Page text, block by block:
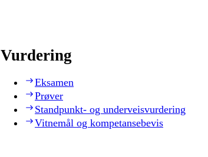
Vurdering
Eksamen
Prøver
Standpunkt- og underveisvurdering
Vitnemål og kompetansebevis